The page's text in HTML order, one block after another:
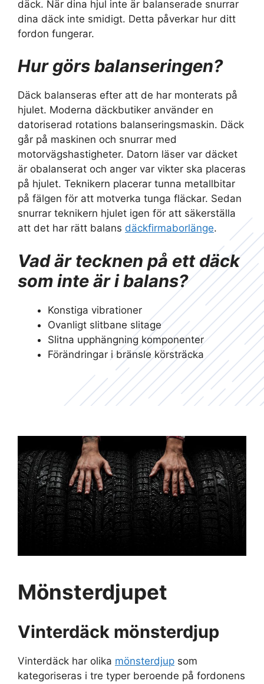
däck. När dina hjul inte är balanserade snurrar
dina däck inte smidigt. Detta påverkar hur ditt
fordon fungerar.
Hur görs balanseringen?
Däck balanseras efter att de har monterats på
hjulet. Moderna däckbutiker använder en
datoriserad rotations balanseringsmaskin. Däck
går på maskinen och snurrar med
motorvägshastigheter. Datorn läser var däcket
är obalanserat och anger var vikter ska placeras
på hjulet. Teknikern placerar tunna metallbitar
på fälgen för att motverka tunga fläckar. Sedan
snurrar teknikern hjulet igen för att säkerställa
att det har rätt balans däckfirmaborlänge.
Vad är tecknen på ett däck
som inte är i balans?
Konstiga vibrationer
Ovanligt slitbane slitage
Slitna upphängning komponenter
Förändringar i bränsle körsträcka
Mönsterdjupet
Vinterdäck mönsterdjup
Vinterdäck har olika mönsterdjup som
kategoriseras i tre typer beroende på fordonens